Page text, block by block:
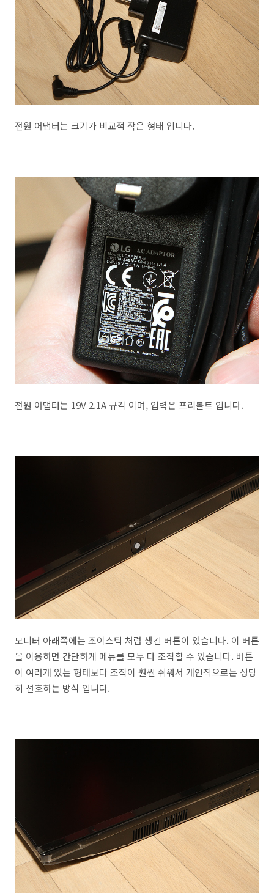
전원 어댑터는 크기가 비교적 작은 형태 입니다.
전원 어댑터는 19V 2.1A 규격 이며, 입력은 프리볼트 입니다.
모니터 아래쪽에는 조이스틱 처럼 생긴 버튼이 있습니다. 이 버튼
을 이용하면 간단하게 메뉴를 모두 다 조작할 수 있습니다. 버튼
이 여러개 있는 형태보다 조작이 훨씬 쉬워서 개인적으로는 상당
히 선호하는 방식 입니다.